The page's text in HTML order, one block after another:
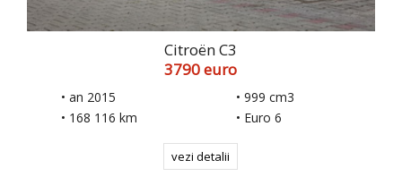
Citroën C3
3790 euro
• an 2015
• 168 116 km
• 999 cm3
• Euro 6
vezi detalii